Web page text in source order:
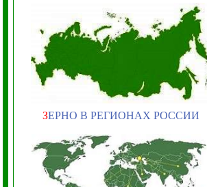
ЗЕРНО В РЕГИОНАХ РОССИИ